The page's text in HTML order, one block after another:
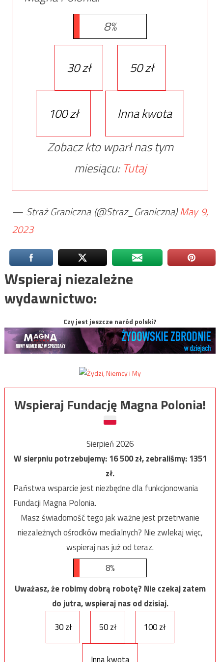
8%
30 zł 50 zł
100 zł
Inna kwota
Zobacz kto wparł nas tym
miesiącu: Tutaj
— Straż Graniczna (@Straz_Graniczna)May 9,
2023
Wspieraj niezależne
wydawnictwo:
Czy jest jeszcze naród polski?
Wspieraj Fundację Magna Polonia!
Sierpień 2026
W sierpniu potrzebujemy:16 500zł, zebraliśmy:1351
zł.
Państwa wsparcie jest niezbędne dla funkcjonowania
Fundacji Magna Polonia.
Masz świadomość tego jak ważne jest przetrwanie
niezależnych ośrodków medialnych? Nie zwlekaj więc,
wspieraj nas już od teraz.
8%
Uważasz, że robimy dobrą robotę? Nie czekaj zatem
do jutra, wspieraj nas od dzisiaj.
30 zł
50 zł 100 zł
Inna kwota